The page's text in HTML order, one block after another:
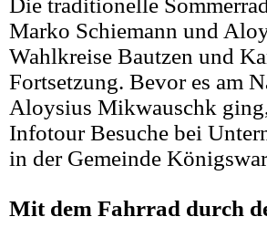
Die traditionelle
Marko Schiemann und
Wahlkreise Bautzen und
Fortsetzung. Bevor es am
Aloysius Mikwauschk
Infotour Besuche bei
in der Gemeinde
Mit dem Fahrrad durch